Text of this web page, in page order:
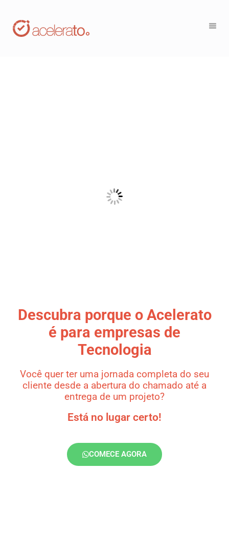
Descubra porque o Acelerato
é para empresas de
Tecnologia
Você quer ter uma jornada completa do seu
cliente desde a abertura do chamado até a
entrega de um projeto?
Está no lugar certo!
COMECE AGORA